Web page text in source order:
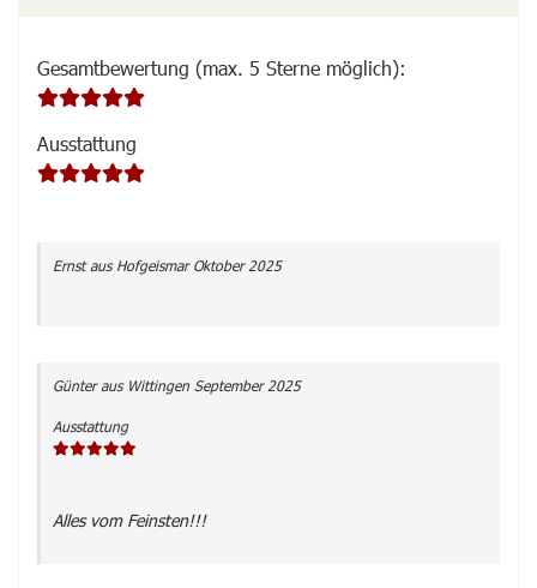
Gesamtbewertung (max. 5 Sterne möglich):
Ausstattung
Ernstaus Hofgeismar Oktober 2025
Günteraus Wittingen September 2025
Ausstattung
Alles vom Feinsten!!!